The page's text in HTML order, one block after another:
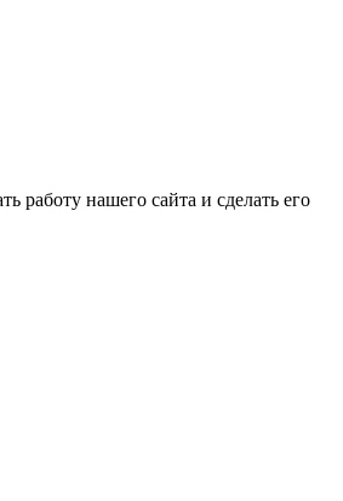
работу нашего сайта и сделать его